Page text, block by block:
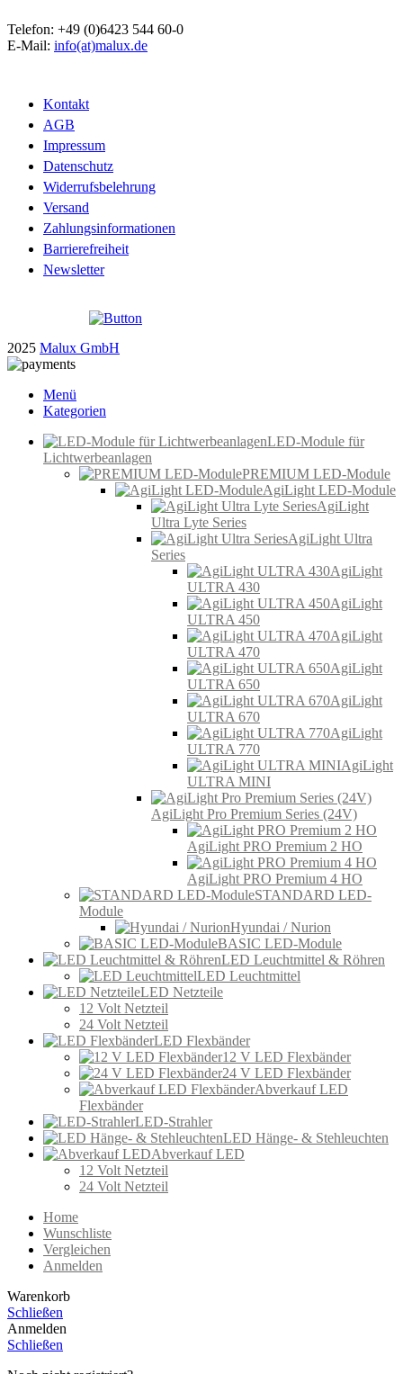
Telefon: +49 (0)6423 544 60-0
E-Mail: info(at)malux.de
Kontakt
AGB
Impressum
Datenschutz
Widerrufsbelehrung
Versand
Zahlungsinformationen
Barrierefreiheit
Newsletter
2025 Malux GmbH
Menü
Kategorien
LED-Module für
Lichtwerbeanlagen
PREMIUM LED-Module
AgiLight LED-Module
AgiLight
Ultra Lyte Series
AgiLight Ultra
Series
AgiLight
ULTRA 430
AgiLight
ULTRA 450
AgiLight
ULTRA 470
AgiLight
ULTRA 650
AgiLight
ULTRA 670
AgiLight
ULTRA 770
AgiLight
ULTRA MINI
AgiLight Pro Premium Series (24V)
AgiLight PRO Premium 2 HO
AgiLight PRO Premium 4 HO
STANDARD LED-
Module
Hyundai / Nurion
BASIC LED-Module
LED Leuchtmittel & Röhren
LED Leuchtmittel
LED Netzteile
12 Volt Netzteil
24 Volt Netzteil
LED Flexbänder
12 V LED Flexbänder
24 V LED Flexbänder
Abverkauf LED
Flexbänder
LED-Strahler
LED Hänge- & Stehleuchten
Abverkauf LED
12 Volt Netzteil
24 Volt Netzteil
Home
Wunschliste
Vergleichen
Anmelden
Warenkorb
Schließen
Anmelden
Schließen